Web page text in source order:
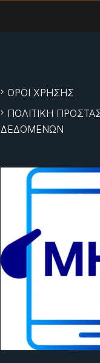
ΟΡΟΙ ΧΡΗΣΗΣ
ΠΟΛΙΤΙΚΗ
ΔΕΔΟΜΕΝΩΝ